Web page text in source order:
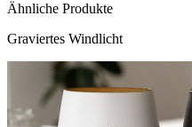
Ähnliche Produkte
Graviertes Windlicht